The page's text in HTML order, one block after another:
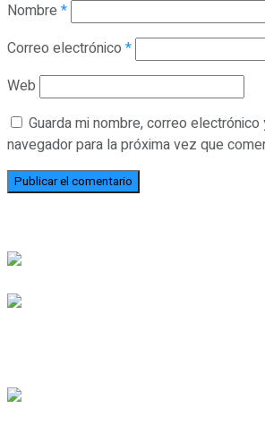
Nombre *
Correo electrónico *
Web
Guarda mi nombre, correo
navegador para la próxima vez que